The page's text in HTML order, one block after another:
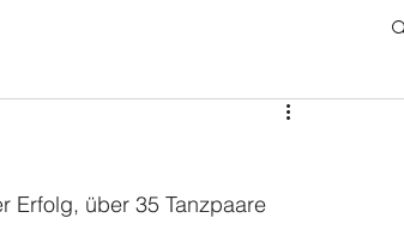
Erfolg, über 35 Tanzpaare